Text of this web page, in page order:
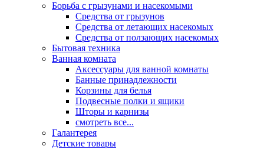
Борьба с грызунами и насекомыми
Средства от грызунов
Средства от летающих насекомых
Средства от ползающих насекомых
Бытовая техника
Ванная комната
Аксессуары для ванной комнаты
Банные принадлежности
Корзины для белья
Подвесные полки и ящики
Шторы и карнизы
смотреть все...
Галантерея
Детские товары